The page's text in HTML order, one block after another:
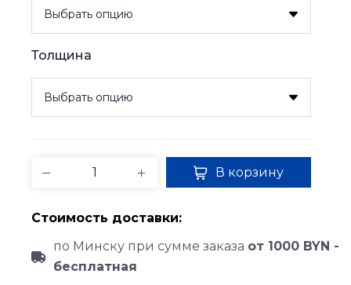
Толщина
В корзину
Стоимость доставки:
по Минску при сумме заказа от 1000 BYN -
бесплатная